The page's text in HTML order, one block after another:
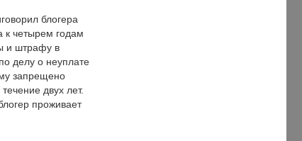
блогера
к четырем годам
и штрафу в
делу о неуплате
запрещено
двух лет.
проживает